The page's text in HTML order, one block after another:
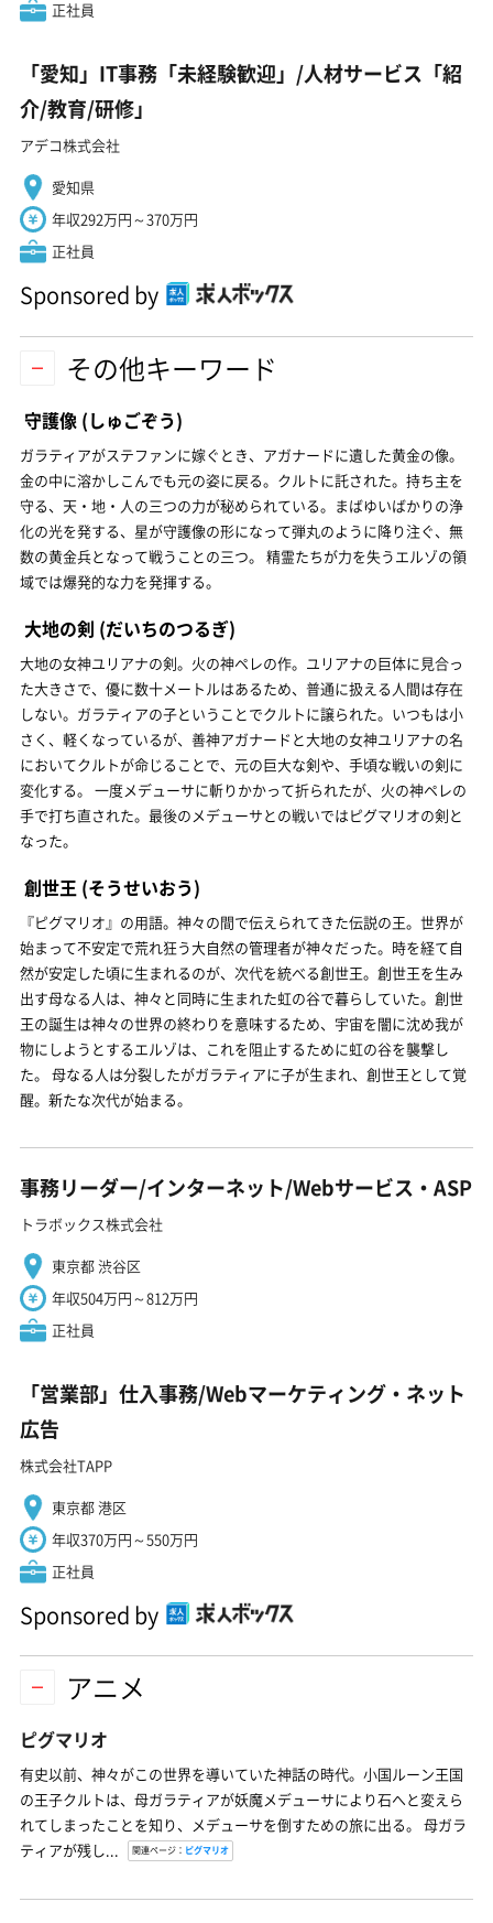
正社員
「愛知」IT事務「未経験歓迎」/人材サービス「紹
介/教育/研修」
アデコ株式会社
愛知県
年収292万円～370万円
正社員
Sponsored by
その他キーワード
守護像 (しゅごぞう)
ガラティアがステファンに嫁ぐとき、アガナードに遺した黄金の像。
金の中に溶かしこんでも元の姿に戻る。クルトに託された。持ち主を
守る、天・地・人の三つの力が秘められている。まばゆいばかりの浄
化の光を発する、星が守護像の形になって弾丸のように降り注ぐ、無
数の黄金兵となって戦うことの三つ。 精霊たちが力を失うエルゾの領
域では爆発的な力を発揮する。
大地の剣 (だいちのつるぎ)
大地の女神ユリアナの剣。火の神ペレの作。ユリアナの巨体に見合っ
た大きさで、優に数十メートルはあるため、普通に扱える人間は存在
しない。ガラティアの子ということでクルトに譲られた。いつもは小
さく、軽くなっているが、善神アガナードと大地の女神ユリアナの名
においてクルトが命じることで、元の巨大な剣や、手頃な戦いの剣に
変化する。 一度メデューサに斬りかかって折られたが、火の神ペレの
手で打ち直された。最後のメデューサとの戦いではピグマリオの剣と
なった。
創世王 (そうせいおう)
『ピグマリオ』の用語。神々の間で伝えられてきた伝説の王。世界が
始まって不安定で荒れ狂う大自然の管理者が神々だった。時を経て自
然が安定した頃に生まれるのが、次代を統べる創世王。創世王を生み
出す母なる人は、神々と同時に生まれた虹の谷で暮らしていた。創世
王の誕生は神々の世界の終わりを意味するため、宇宙を闇に沈め我が
物にしようとするエルゾは、これを阻止するために虹の谷を襲撃し
た。 母なる人は分裂したがガラティアに子が生まれ、創世王として覚
醒。新たな次代が始まる。
事務リーダー/インターネット/Webサービス・ASP
トラボックス株式会社
東京都 渋谷区
年収504万円～812万円
正社員
「営業部」仕入事務/Webマーケティング・ネット
広告
株式会社TAPP
東京都 港区
年収370万円～550万円
正社員
Sponsored by
アニメ
ピグマリオ
有史以前、神々がこの世界を導いていた神話の時代。小国ルーン王国
の王子クルトは、母ガラティアが妖魔メデューサにより石へと変えら
れてしまったことを知り、メデューサを倒すための旅に出る。 母ガラ
ティアが残し...
関連ページ： ピグマリオ